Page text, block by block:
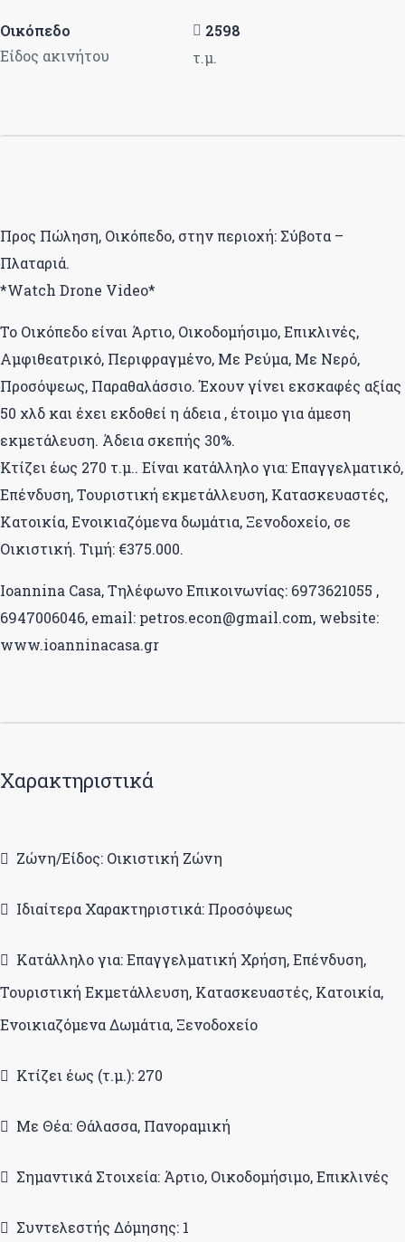
Οικόπεδο
Είδος ακινήτου
2598
τ.μ.
Προς Πώληση, Οικόπεδο, στην περιοχή: Σύβοτα –
Πλαταριά.
*Watch Drone Video*
Το Οικόπεδο είναι Άρτιο, Οικοδομήσιμο, Επικλινές,
Αμφιθεατρικό, Περιφραγμένο, Με Ρεύμα, Με Νερό,
Προσόψεως, Παραθαλάσσιο. Έχουν γίνει εκσκαφές αξίας
50 χλδ και έχει εκδοθεί η άδεια , έτοιμο για άμεση
εκμετάλευση. Άδεια σκεπής 30%.
Κτίζει έως 270 τ.μ.. Είναι κατάλληλο για: Επαγγελματικό,
Επένδυση, Τουριστική εκμετάλλευση, Κατασκευαστές,
Κατοικία, Ενοικιαζόμενα δωμάτια, Ξενοδοχείο, σε
Οικιστική. Τιμή: €375.000.
Ioannina Casa, Τηλέφωνο Επικοινωνίας: 6973621055 ,
6947006046, email: petros.econ@gmail.com, website:
www.ioanninacasa.gr
Χαρακτηριστικά
Ζώνη/Είδος: Οικιστική Ζώνη
Ιδιαίτερα Χαρακτηριστικά: Προσόψεως
Κατάλληλο για: Επαγγελματική Χρήση, Επένδυση,
Τουριστική Εκμετάλλευση, Κατασκευαστές, Κατοικία,
Ενοικιαζόμενα Δωμάτια, Ξενοδοχείο
Κτίζει έως (τ.μ.): 270
Με Θέα: Θάλασσα, Πανοραμική
Σημαντικά Στοιχεία: Άρτιο, Οικοδομήσιμο, Επικλινές
Συντελεστής Δόμησης: 1